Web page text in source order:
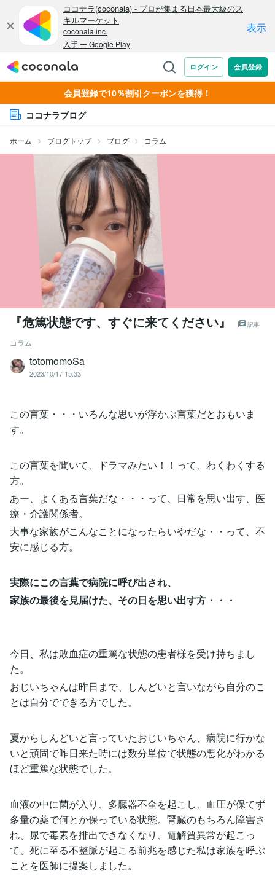
会員登録で10％割引クーポンを獲得！
ココナラブログ
ホーム ブログトップ ブログ コラム
『危篤状態です、すぐに来てください』 記事
コラム
totomomoSa
2023/10/17 15:33
この言葉・・・いろんな思いが浮かぶ言葉だとおもいま
す。
この言葉を聞いて、ドラマみたい！！って、わくわくする
方。
あー、よくある言葉だな・・・って、日常を思い出す、医
療・介護関係者。
大事な家族がこんなことになったらいやだな・・って、不
安に感じる方。
実際にこの言葉で病院に呼び出され、
家族の最後を見届けた、その日を思い出す方・・・
今日、私は敗血症の重篤な状態の患者様を受け持ちまし
た。
おじいちゃんは昨日まで、しんどいと言いながら自分のこ
とは自分でできる方でした。
夏からしんどいと言っていたおじいちゃん、病院に行かな
いと頑固で昨日来た時には数分単位で状態の悪化がわかる
ほど重篤な状態でした。
血液の中に菌が入り、多臓器不全を起こし、血圧が保てず
多量の薬で何とか保っている状態。腎臓のもちろん障害さ
れ、尿で毒素を排出できなくなり、電解質異常が起こっ
て、死に至る不整脈が起こる前兆を感じた私は家族を呼ぶ
ことを医師に提案しました。